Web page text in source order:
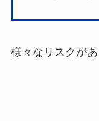
様々なリスクがあ